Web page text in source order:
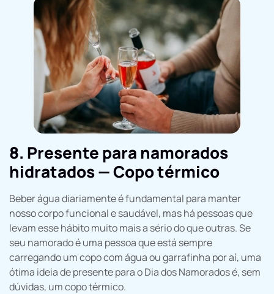
8. Presente para namorados
hidratados — Copo térmico
Beber água diariamente é fundamental para manter
nosso corpo funcional e saudável, mas há pessoas que
levam esse hábito muito mais a sério do que outras. Se
seu namorado é uma pessoa que está sempre
carregando um copo com água ou garrafinha por aí, uma
ótima ideia de presente para o Dia dos Namorados é, sem
dúvidas, um copo térmico.